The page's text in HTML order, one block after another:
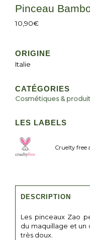
Pinceau
10,90€
ORIGINE
Italie
CATÉGORIES
Cosmétiques &
LES LABELS
Cruelty free
DESCRIPTION
Les pinceaux Zao
du maquillage et un
très doux.